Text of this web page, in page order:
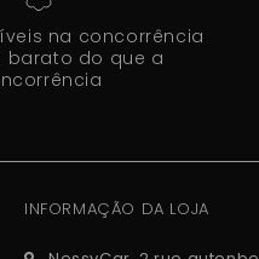
na concorrência
barato do que a
INFORMAÇÃO DA LOJA